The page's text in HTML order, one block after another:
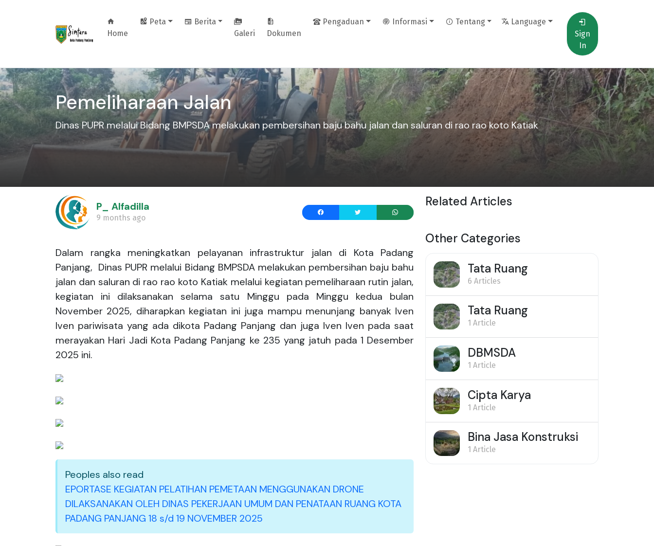
Home
Peta
Berita
Galeri
Dokumen
Pengaduan Informasi Tentang
Language
Sign
In
Pemeliharaan Jalan
Dinas PUPR melalui Bidang BMPSDA melakukan pembersihan baju bahu jalan dan saluran di rao rao koto Katiak
P_ Alfadilla
9 months ago
Dalam rangka meningkatkan pelayanan infrastruktur jalan di Kota Padang
Panjang, Dinas PUPR melalui Bidang BMPSDA melakukan pembersihan baju bahu
jalan dan saluran di rao rao koto Katiak melalui kegiatan pemeliharaan rutin jalan,
kegiatan ini dilaksanakan selama satu Minggu pada Minggu kedua bulan
November 2025, diharapkan kegiatan ini juga mampu menunjang banyak Iven
Iven pariwisata yang ada dikota Padang Panjang dan juga Iven Iven pada saat
merayakan Hari Jadi Kota Padang Panjang ke 235 yang jatuh pada 1 Desember
2025 ini.
Peoples also read
EPORTASE KEGIATAN PELATIHAN PEMETAAN MENGGUNAKAN DRONE
DILAKSANAKAN OLEH DINAS PEKERJAAN UMUM DAN PENATAAN RUANG KOTA
PADANG PANJANG 18 s/d 19 NOVEMBER 2025
Related Articles
Other Categories
Tata Ruang
6 Articles
Tata Ruang
1 Article
DBMSDA
1 Article
Cipta Karya
1 Article
Bina Jasa Konstruksi
1 Article